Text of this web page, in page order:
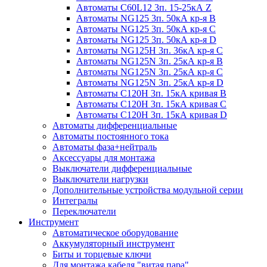
Автоматы C60L12 3п. 15-25кА Z
Автоматы NG125 3п. 50кА кр-я B
Автоматы NG125 3п. 50кА кр-я C
Автоматы NG125 3п. 50кА кр-я D
Автоматы NG125H 3п. 36кА кр-я C
Автоматы NG125N 3п. 25кА кр-я B
Автоматы NG125N 3п. 25кА кр-я C
Автоматы NG125N 3п. 25кА кр-я D
Автоматы С120Н 3п. 15кА кривая B
Автоматы С120Н 3п. 15кА кривая C
Автоматы С120Н 3п. 15кА кривая D
Автоматы дифференциальные
Автоматы постоянного тока
Автоматы фаза+нейтраль
Аксессуары для монтажа
Выключатели дифференциальные
Выключатели нагрузки
Дополнительные устройства модульной серии
Интегралы
Переключатели
Инструмент
Автоматическое оборудование
Аккумуляторный инструмент
Биты и торцевые ключи
Для монтажа кабеля "витая пара"